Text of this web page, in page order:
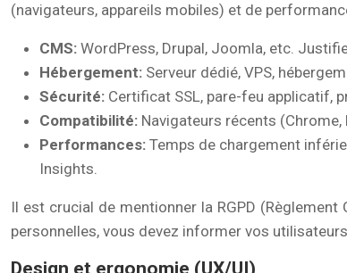
(navigateurs, appareils mobiles) et de
CMS: WordPress, Drupal, Joomla, etc.
Hébergement: Serveur dédié, VPS,
Sécurité: Certificat SSL, pare-feu applicatif,
Compatibilité: Navigateurs récents
Performances: Temps de chargement
Insights.
Il est crucial de mentionner la RGPD
personnelles, vous devez informer vos
Design et ergonomie (UX/UI)